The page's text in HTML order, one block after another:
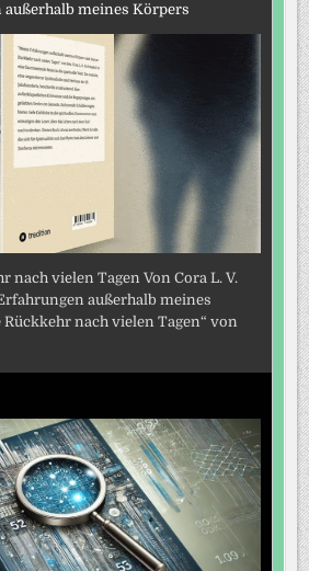
meines Körpers
nach vielen Tagen Von Cora L. V.
außerhalb meines
nach vielen Tagen“ von